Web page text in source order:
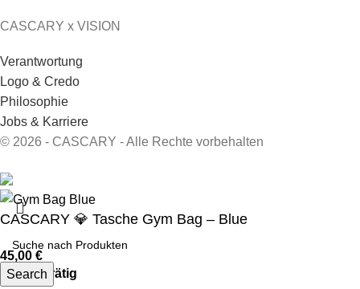
CASCARY x VISION
Verantwortung
Logo & Credo
Philosophie
Jobs & Karriere
© 2026 - CASCARY - Alle Rechte vorbehalten
Search
CASCARY 💎 Tasche Gym Bag – Blue
45,00 €
50 vorrätig